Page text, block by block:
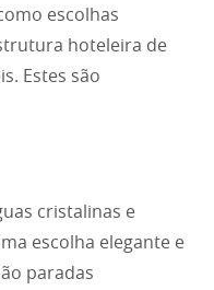
escolhas
hoteleira de
Estes são
cristalinas e
escolha elegante e
paradas